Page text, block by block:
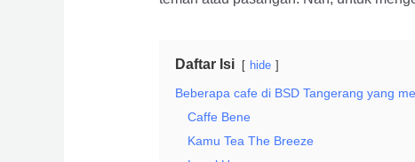
Daftar Isi hide
Beberapa cafe di BSD Tangerang yang
Caffe Bene
Kamu Tea The Breeze